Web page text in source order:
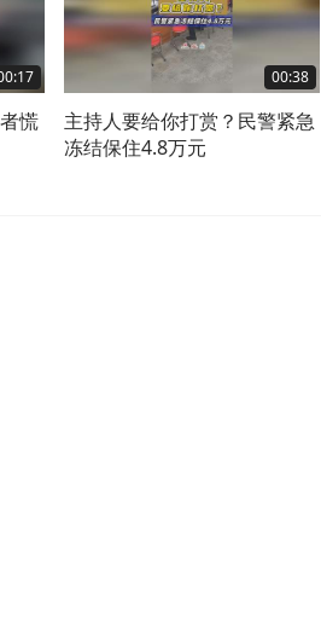
慌
00:38
主持人要给你打赏？民警紧急
冻结保住4.8万元